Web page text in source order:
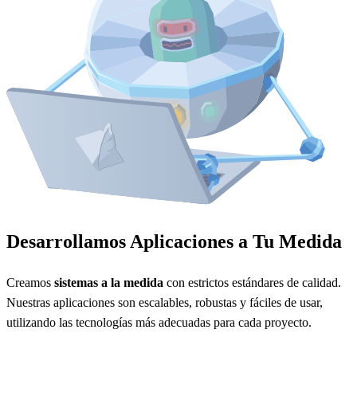
Desarrollamos Aplicaciones a Tu Medida
Creamos sistemas a la medida con estrictos estándares de calidad.
Nuestras aplicaciones son escalables, robustas y fáciles de usar,
utilizando las tecnologías más adecuadas para cada proyecto.